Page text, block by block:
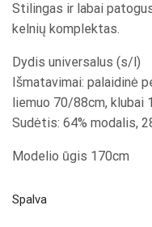
was:
52,00 €.
is:
45,00
Stilingas ir labai
kelnių komplektas.
Dydis universalus (s/l)
Išmatavimai: palaidinė
liemuo 70/88cm, klubai
Sudėtis: 64% modalis,
Modelio ūgis 170cm
Spalva